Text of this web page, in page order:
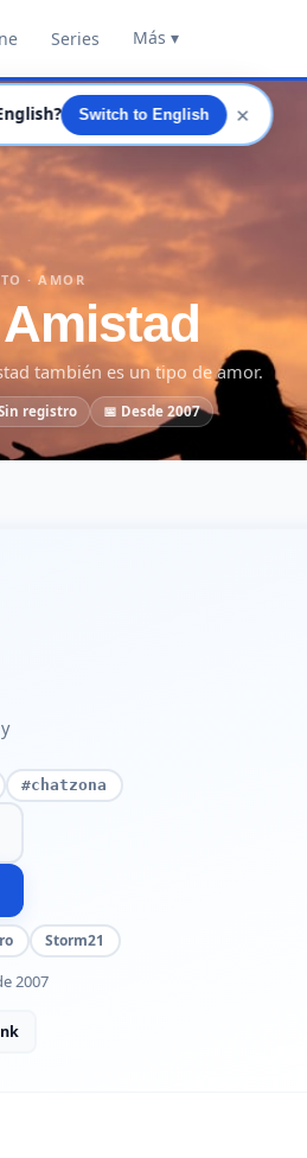
Series Más ▾
· AMOR
también es un tipo de amor.
registro 📅 Desde 2007
#chatzona
Storm21
2007
Switch to English ✕